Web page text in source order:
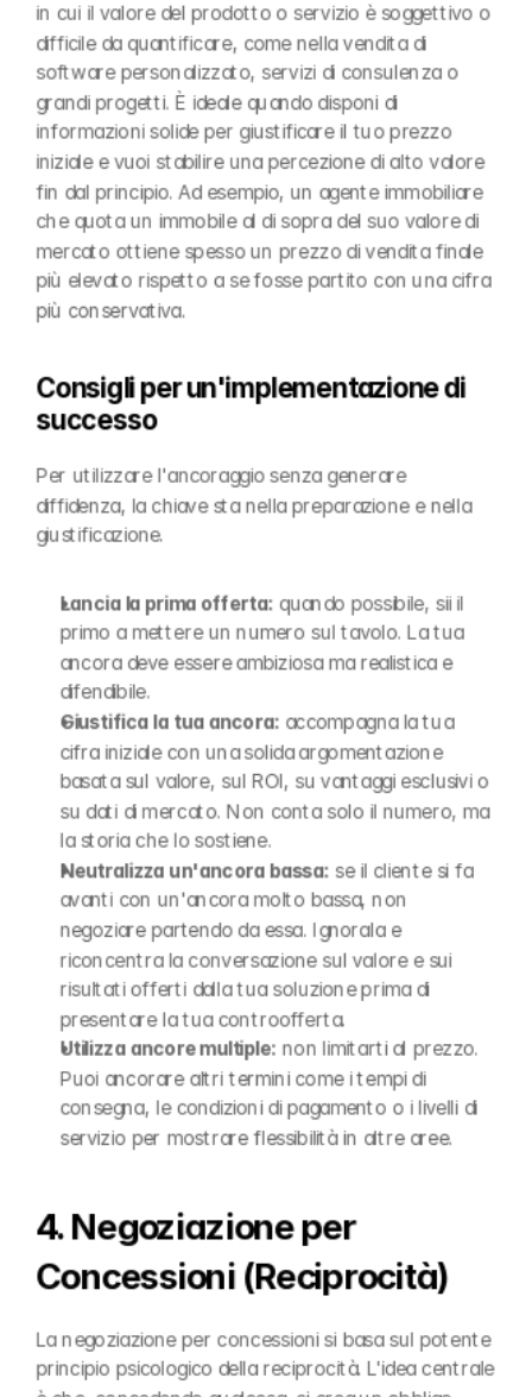
in cui il valore del prodotto o servizio è soggettivo o
difficile da quantificare, come nella vendita di
software personalizzato, servizi di consulenza o
grandi progetti. È ideale quando disponi di
informazioni solide per giustificare il tuo prezzo
iniziale e vuoi stabilire una percezione di alto valore
fin dal principio. Ad esempio, un agente immobiliare
che quota un immobile al di sopra del suo valore di
mercato ottiene spesso un prezzo di vendita finale
più elevato rispetto a se fosse partito con una cifra
più conservativa.
Consigli per un'implementazione di
successo
Per utilizzare l'ancoraggio senza generare
diffidenza, la chiave sta nella preparazione e nella
giustificazione.
Lancia la prima offerta: quando possibile, sii il
primo a mettere un numero sul tavolo. La tua
ancora deve essere ambiziosa ma realistica e
difendibile.
Giustifica la tua ancora: accompagna la tua
cifra iniziale con una solida argomentazione
basata sul valore, sul ROI, su vantaggi esclusivi o
su dati di mercato. Non conta solo il numero, ma
la storia che lo sostiene.
Neutralizza un'ancora bassa: se il cliente si fa
avanti con un'ancora molto bassa, non
negoziare partendo da essa. Ignorala e
riconcentra la conversazione sul valore e sui
risultati offerti dalla tua soluzione prima di
presentare la tua controofferta.
Utilizza ancore multiple: non limitarti al prezzo.
Puoi ancorare altri termini come i tempi di
consegna, le condizioni di pagamento o i livelli di
servizio per mostrare flessibilità in altre aree.
4. Negoziazione per
Concessioni (Reciprocità)
La negoziazione per concessioni si basa sul potente
principio psicologico della reciprocità. L'idea centrale